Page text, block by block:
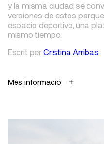
y la misma ciudad se
versiones de estos
espacio deportivo, una
mismo tiempo.
Escrit per Cristina Arribas
Més informació